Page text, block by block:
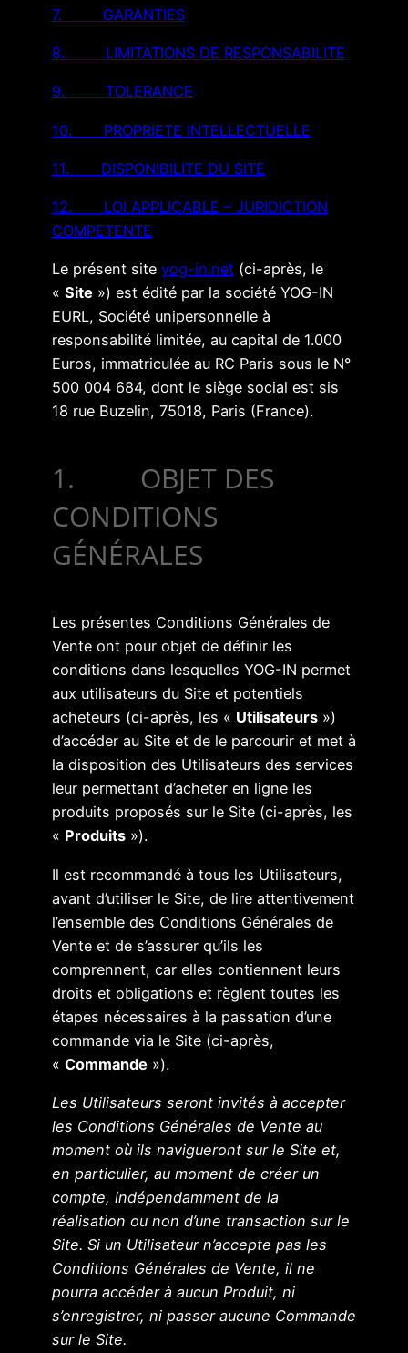
7. GARANTIES
8. LIMITATIONS DE RESPONSABILITE
9. TOLERANCE
10. PROPRIETE INTELLECTUELLE
11. DISPONIBILITE DU SITE
12. LOI APPLICABLE – JURIDICTION
COMPETENTE
Le présent site yog-in.net (ci-après, le
« Site ») est édité par la société YOG-IN
EURL, Société unipersonnelle à
responsabilité limitée, au capital de 1.000
Euros, immatriculée au RC Paris sous le N°
500 004 684, dont le siège social est sis
18 rue Buzelin, 75018, Paris (France).
1. OBJET DES
CONDITIONS
GÉNÉRALES
Les présentes Conditions Générales de
Vente ont pour objet de définir les
conditions dans lesquelles YOG-IN permet
aux utilisateurs du Site et potentiels
acheteurs (ci-après, les « Utilisateurs »)
d’accéder au Site et de le parcourir et met à
la disposition des Utilisateurs des services
leur permettant d’acheter en ligne les
produits proposés sur le Site (ci-après, les
« Produits »).
Il est recommandé à tous les Utilisateurs,
avant d’utiliser le Site, de lire attentivement
l’ensemble des Conditions Générales de
Vente et de s’assurer qu’ils les
comprennent, car elles contiennent leurs
droits et obligations et règlent toutes les
étapes nécessaires à la passation d’une
commande via le Site (ci-après,
« Commande »).
Les Utilisateurs seront invités à accepter
les Conditions Générales de Vente au
moment où ils navigueront sur le Site et,
en particulier, au moment de créer un
compte, indépendamment de la
réalisation ou non d’une transaction sur le
Site. Si un Utilisateur n’accepte pas les
Conditions Générales de Vente, il ne
pourra accéder à aucun Produit, ni
s’enregistrer, ni passer aucune Commande
sur le Site.